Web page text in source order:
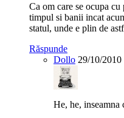
Ca om care se ocupa
timpul si banii incat
statul, unde e plin de
Răspunde
Dollo 29/10/2010
He, he, inseamna